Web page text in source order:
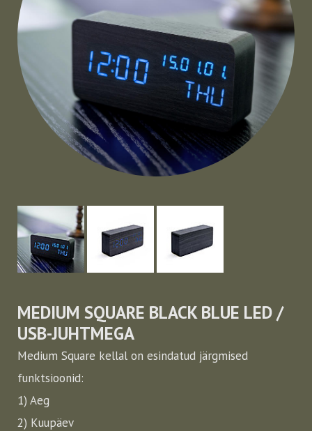
MEDIUM SQUARE BLACK BLUE LED /
USB-JUHTMEGA
Medium Square kellal on esindatud järgmised
funktsioonid:
1) Aeg
2) Kuupäev